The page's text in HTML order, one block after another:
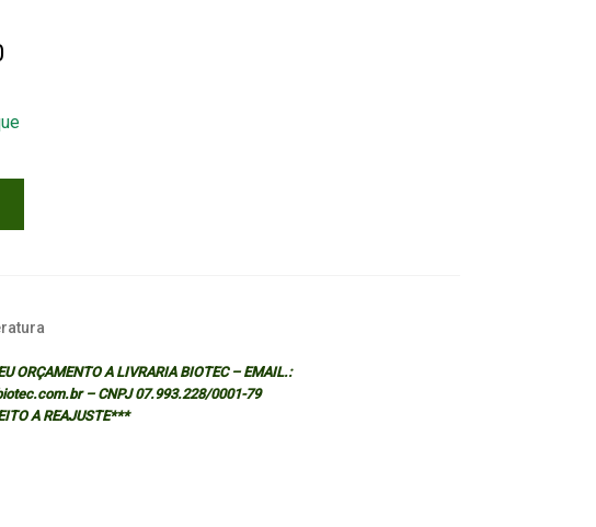
ORÇAMENTO A LIVRARIA BIOTEC – EMAIL.:
– CNPJ 07.993.228/0001-79
A REAJUSTE***